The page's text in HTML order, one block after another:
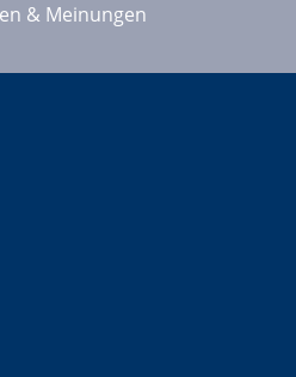
& Meinungen